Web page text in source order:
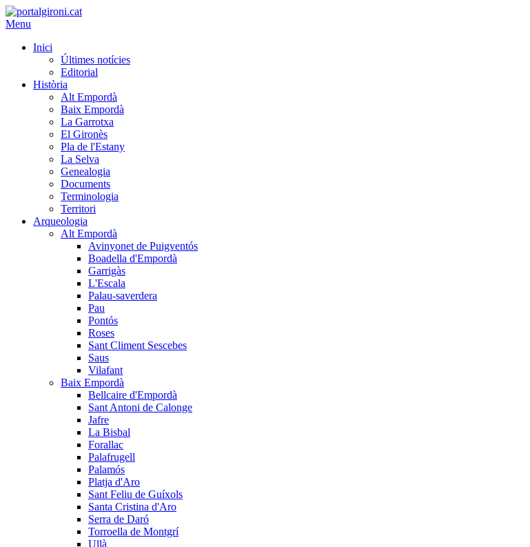
Menu
Inici
Últimes notícies
Editorial
Història
Alt Empordà
Baix Empordà
La Garrotxa
El Gironès
Pla de l'Estany
La Selva
Genealogia
Documents
Terminologia
Territori
Arqueologia
Alt Empordà
Avinyonet de Puigventós
Boadella d'Empordà
Garrigàs
L'Escala
Palau-saverdera
Pau
Pontós
Roses
Sant Climent Sescebes
Saus
Vilafant
Baix Empordà
Bellcaire d'Empordà
Sant Antoni de Calonge
Jafre
La Bisbal
Forallac
Palafrugell
Palamós
Platja d'Aro
Sant Feliu de Guíxols
Santa Cristina d'Aro
Serra de Daró
Torroella de Montgrí
Ullà